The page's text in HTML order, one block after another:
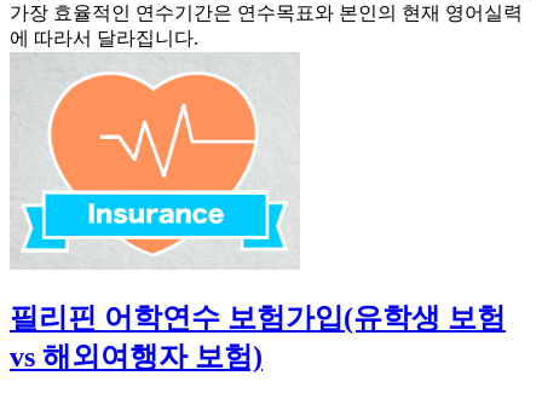
가장 효율적인 연수기간은 연수목표와 본인의 현재 영어실력
에 따라서 달라집니다.
필리핀 어학연수 보험가입(유학생 보험
vs 해외여행자 보험)